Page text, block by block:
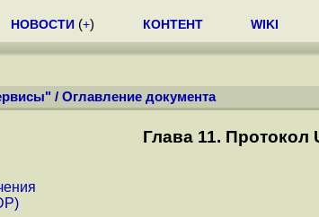
НОВОСТИ (+) КОНТЕНТ WIKI
/ Оглавление документа
Глава 11. Протокол